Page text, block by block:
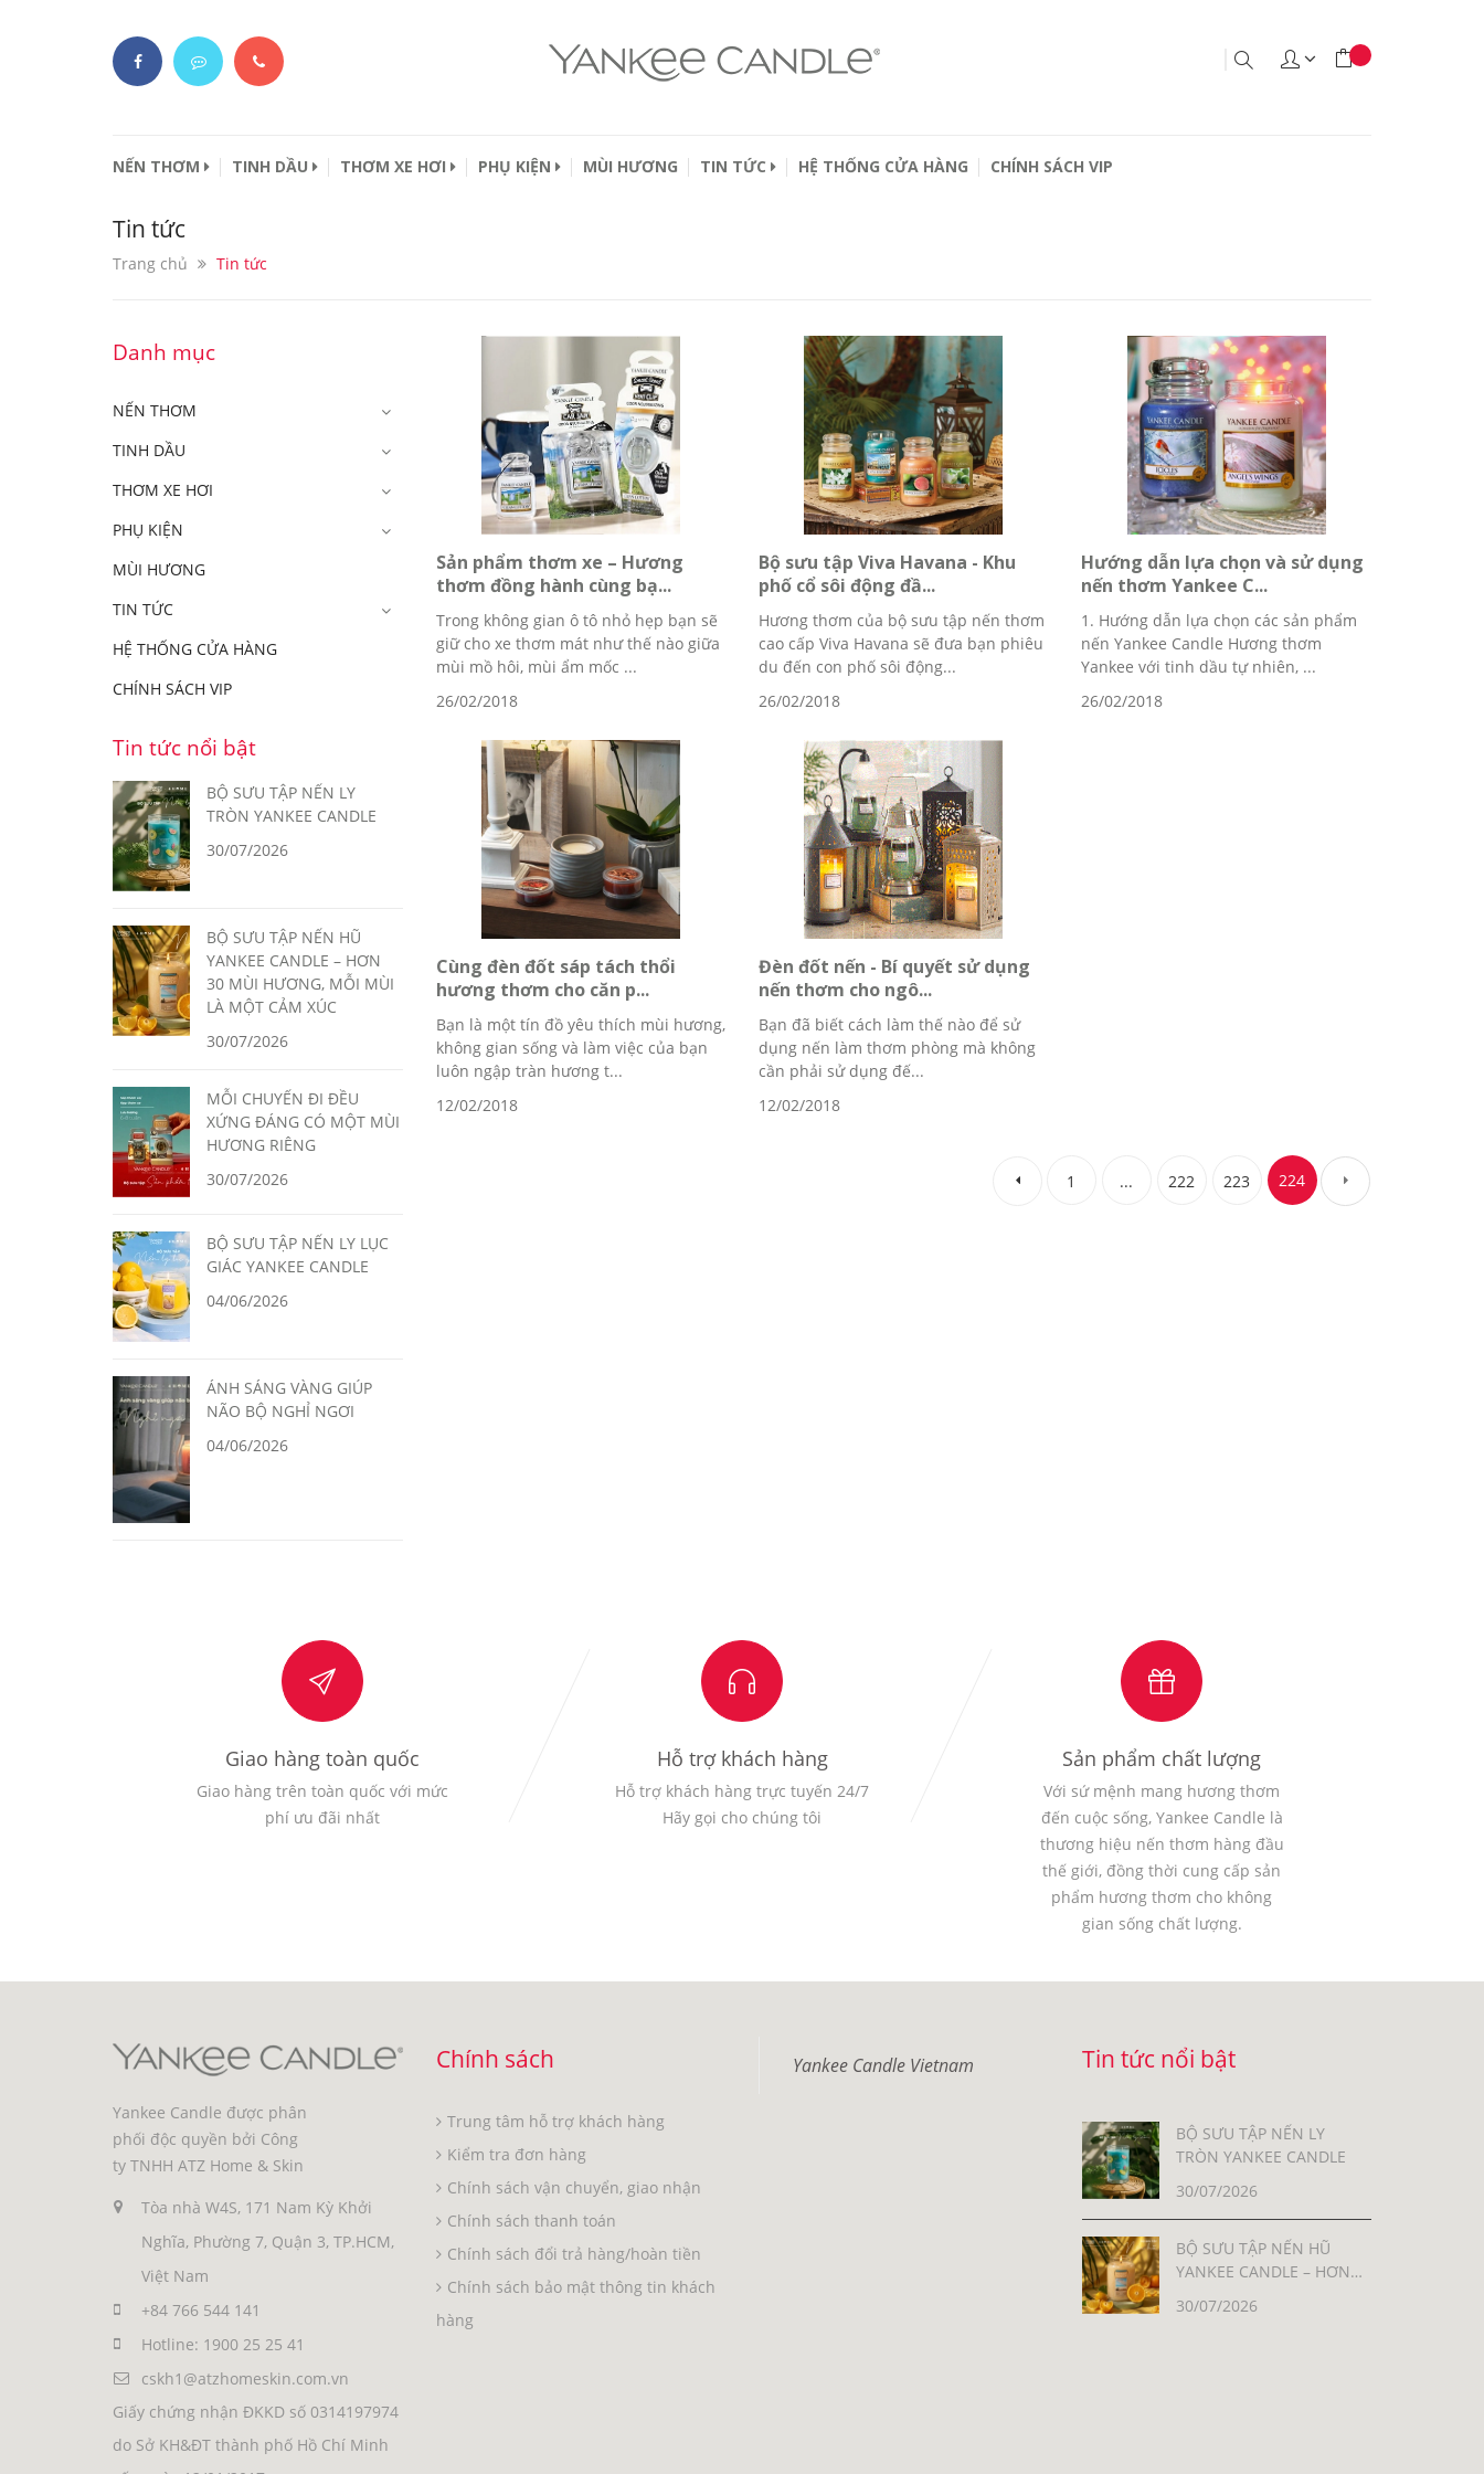
NẾN THƠM TINH DẦU THƠM XE HƠI PHỤ KIỆN MÙI HƯƠNG TIN TỨC HỆ THỐNG CỬA HÀNG CHÍNH SÁCH VIP
Tin tức
Trang chủ Tin tức
Sản phẩm thơm xe – Hương
thơm đồng hành cùng bạ...
Trong không gian ô tô nhỏ hẹp bạn sẽ
giữ cho xe thơm mát như thế nào giữa
mùi mồ hôi, mùi ẩm mốc ...
26/02/2018
Bộ sưu tập Viva Havana - Khu
phố cổ sôi động đầ...
Hương thơm của bộ sưu tập nến thơm
cao cấp Viva Havana sẽ đưa bạn phiêu
du đến con phố sôi động...
26/02/2018
Hướng dẫn lựa chọn và sử dụng
nến thơm Yankee C...
1. Hướng dẫn lựa chọn các sản phẩm
nến Yankee Candle Hương thơm
Yankee với tinh dầu tự nhiên, ...
26/02/2018
Cùng đèn đốt sáp tách thổi
hương thơm cho căn p...
Bạn là một tín đồ yêu thích mùi hương,
không gian sống và làm việc của bạn
luôn ngập tràn hương t...
12/02/2018
Đèn đốt nến - Bí quyết sử dụng
nến thơm cho ngô...
Bạn đã biết cách làm thế nào để sử
dụng nến làm thơm phòng mà không
cần phải sử dụng đế...
12/02/2018
1 ... 222 223 224
Danh mục
NẾN THƠM
TINH DẦU
THƠM XE HƠI
PHỤ KIỆN
MÙI HƯƠNG
TIN TỨC
HỆ THỐNG CỬA HÀNG
CHÍNH SÁCH VIP
Tin tức nổi bật
BỘ SƯU TẬP NẾN LY
TRÒN YANKEE CANDLE
30/07/2026
BỘ SƯU TẬP NẾN HŨ
YANKEE CANDLE – HƠN
30 MÙI HƯƠNG, MỖI MÙI
LÀ MỘT CẢM XÚC
30/07/2026
MỖI CHUYẾN ĐI ĐỀU
XỨNG ĐÁNG CÓ MỘT MÙI
HƯƠNG RIÊNG
30/07/2026
BỘ SƯU TẬP NẾN LY LỤC
GIÁC YANKEE CANDLE
04/06/2026
ÁNH SÁNG VÀNG GIÚP
NÃO BỘ NGHỈ NGƠI
04/06/2026
Giao hàng toàn quốc
Giao hàng trên toàn quốc với mức
phí ưu đãi nhất
Hỗ trợ khách hàng
Hỗ trợ khách hàng trực tuyến 24/7
Hãy gọi cho chúng tôi
Sản phẩm chất lượng
Với sứ mệnh mang hương thơm
đến cuộc sống, Yankee Candle là
thương hiệu nến thơm hàng đầu
thế giới, đồng thời cung cấp sản
phẩm hương thơm cho không
gian sống chất lượng.
Yankee Candle được phân
phối độc quyền bởi Công
ty TNHH ATZ Home & Skin
Tòa nhà W4S, 171 Nam Kỳ Khởi
Nghĩa, Phường 7, Quận 3, TP.HCM,
Việt Nam
+84 766 544 141
Hotline: 1900 25 25 41
cskh1@atzhomeskin.com.vn
Giấy chứng nhận ĐKKD số 0314197974
do Sở KH&ĐT thành phố Hồ Chí Minh
Chính sách
Trung tâm hỗ trợ khách hàng
Kiểm tra đơn hàng
Chính sách vận chuyển, giao nhận
Chính sách thanh toán
Chính sách đổi trả hàng/hoàn tiền
Chính sách bảo mật thông tin khách
hàng
Yankee Candle Vietnam Tin tức nổi bật
BỘ SƯU TẬP NẾN LY
TRÒN YANKEE CANDLE
30/07/2026
BỘ SƯU TẬP NẾN HŨ
YANKEE CANDLE – HƠN
LÀ MỘT CẢM XÚC
30/07/2026